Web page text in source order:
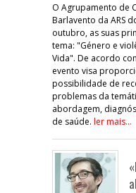
O Agrupamento de
Barlavento da ARS
outubro, as suas
tema: "Género e
Vida". De acordo
evento visa
possibilidade de
problemas da
abordagem,
de saúde. ler mais...